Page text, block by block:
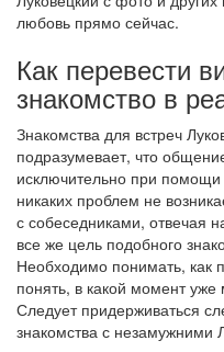
любовь прямо сейчас.
Как перевести
знакомство в
Знакомства для встреч
подразумевает, что
исключительно при
никаких проблем не
с собеседниками, отвечая
все же цель подобного
Необходимо понимать, как
понять, в какой момент
Следует придерживаться
знакомства с незамужними